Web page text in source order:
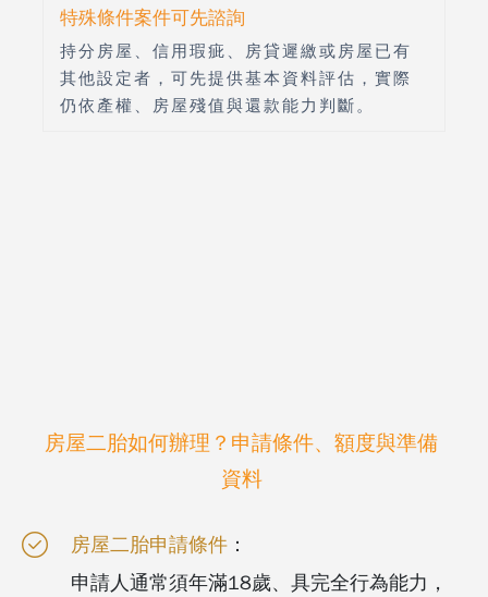
特殊條件案件可先諮詢
持分房屋、信用瑕疵、房貸遲繳或房屋已有
其他設定者，可先提供基本資料評估，實際
仍依產權、房屋殘值與還款能力判斷。
房屋二胎如何辦理？申請條件、額度與準備
資料
房屋二胎申請條件 ：
申請人通常須年滿18歲、具完全行為能力，